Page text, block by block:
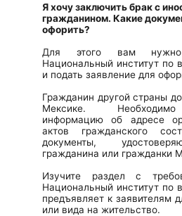
Я хочу заключить брак с
гражданином. Какие
офорить?
Для этого вам
Национальный институт по
и подать заявление для
Гражданин другой страны
Мексике. Необходимо
информацию об адресе
актов гражданского
документы,
гражданина или гражданки
Изучите раздел с
Национальный институт по
предъявляет к заявителям
или вида на жительство.